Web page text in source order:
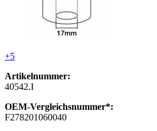
+5
Artikelnummer:
40542.I
OEM-Vergleichsnummer*:
F278201060040